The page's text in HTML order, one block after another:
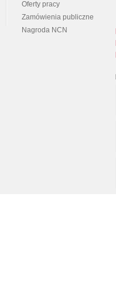
Oferty pracy
Zamówienia publiczne
Nagroda NCN